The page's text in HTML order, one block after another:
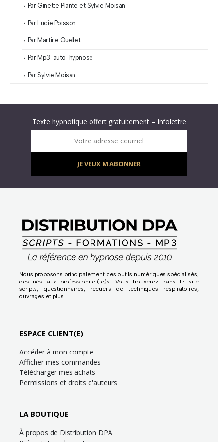
Par Ginette Plante et Sylvie Moisan
Par Lucie Poisson
Par Martine Ouellet
Par Mp3-auto-hypnose
Par Sylvie Moisan
Texte hypnotique offert gratuitement – Infolettre
Infolettre : obtenez un MP3 d’hypnose gratuit !
Votre adresse courriel
JE VEUX M'ABONNER
Nous proposons principalement des outils numériques spécialisés,
destinés aux professionnel(le)s. Vous trouverez dans le site
scripts, questionnaires, recueils de techniques respiratoires,
ouvrages et plus.
ESPACE CLIENT(E)
Accéder à mon compte
Afficher mes commandes
Télécharger mes achats
Permissions et droits d'auteurs
LA BOUTIQUE
À propos de Distribution DPA